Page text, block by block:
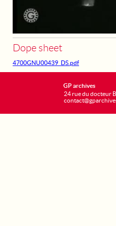
Dope sheet
4700GNU00439_DS.pdf
GP archives
24 rue du docteur